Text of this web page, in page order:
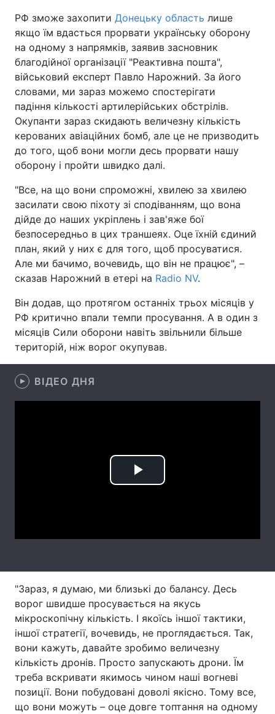
Україна Політика
Економіка Світ
Спорт Наука
Техно і зв'язок
Зброя Інциденти
Здоров'я Туризм
Цікавинки Погода
Екологія Регіони
Лонгріди
Відео з Youtube
Інтерв'ю Думки
Архів
Контакти
РФ зможе захопити Донецьку область лише
якщо їм вдасться прорвати українську оборону
на одному з напрямків, заявив засновник
благодійної організації "Реактивна пошта",
військовий експерт Павло Нарожний. За його
словами, ми зараз можемо спостерігати
падіння кількості артилерійських обстрілів.
Окупанти зараз скидають величезну кількість
керованих авіаційних бомб, але це не призводить
до того, щоб вони могли десь прорвати нашу
оборону і пройти швидко далі.
"Все, на що вони спроможні, хвилею за хвилею
засилати свою піхоту зі сподіванням, що вона
дійде до наших укріплень і зав'яже бої
безпосередньо в цих траншеях. Оце їхній єдиний
план, який у них є для того, щоб просуватися.
Але ми бачимо, вочевидь, що він не працює", –
сказав Нарожний в етері на Radio NV.
Він додав, що протягом останніх трьох місяців у
РФ критично впали темпи просування. А в один з
місяців Сили оборони навіть звільнили більше
територій, ніж ворог окупував.
ВІДЕО ДНЯ
Play
"Зараз, я думаю, ми близькі до балансу. Десь
ворог швидше просувається на якусь
мікроскопічну кількість. І якоїсь іншої тактики,
іншої стратегії, вочевидь, не проглядається. Так,
вони кажуть, давайте зробимо величезну
кількість дронів. Просто запускають дрони. Їм
треба вскривати якимось чином наші вогневі
позиції. Вони побудовані доволі якісно. Тому все,
що вони можуть – оце довге топтання на одному